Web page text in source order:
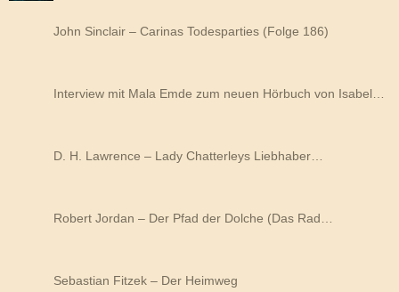
John Sinclair – Carinas Todesparties (Folge 186)
Interview mit Mala Emde zum neuen Hörbuch von Isabel…
D. H. Lawrence – Lady Chatterleys Liebhaber…
Robert Jordan – Der Pfad der Dolche (Das Rad…
Sebastian Fitzek – Der Heimweg